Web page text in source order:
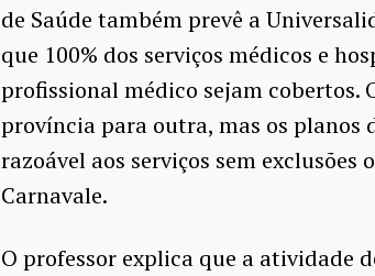
de Saúde também prevê a
que 100% dos serviços médicos e
profissional médico sejam cobertos.
província para outra, mas os planos
razoável aos serviços sem
Carnavale.
O professor explica que a atividade